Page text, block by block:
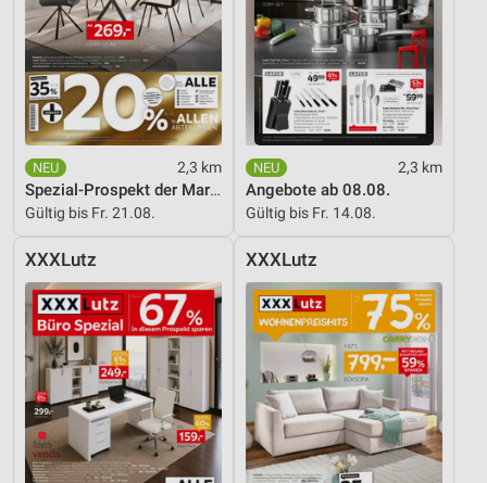
2,3 km
Spezial-Prospekt der Marken
Gültig bis Fr. 21.08.
2,3 km
Angebote ab 08.08.
Gültig bis Fr. 14.08.
XXXLutz XXXLutz